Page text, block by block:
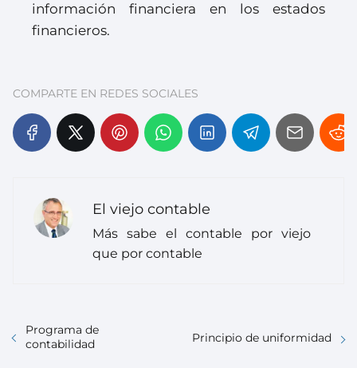
información financiera en los estados
financieros.
COMPARTE EN REDES SOCIALES
El viejo contable
Más sabe el contable por viejo
que por contable
Programa de
contabilidad
Principio de uniformidad